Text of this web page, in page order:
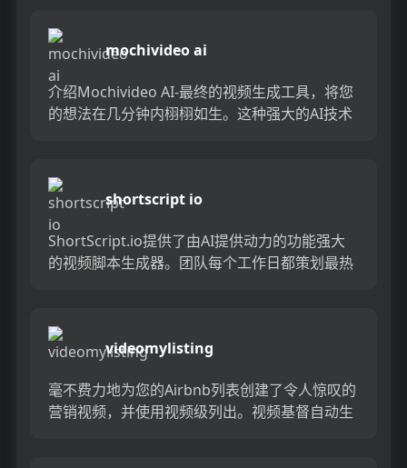
mochivideo ai
介绍Mochivideo AI-最终的视频生成工具，将您
的想法在几分钟内栩栩如生。这种强大的AI技术
shortscript io
ShortScript.io提供了由AI提供动力的功能强大
的视频脚本生成器。团队每个工作日都策划最热
videomylisting
毫不费力地为您的Airbnb列表创建了令人惊叹的
营销视频，并使用视频级列出。视频基督自动生